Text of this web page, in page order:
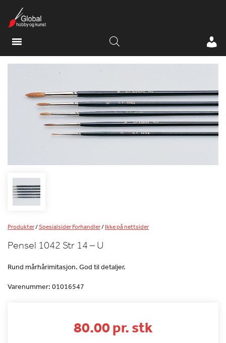
Produkter/Spesialsider Forhandler/Ikke på nettsider
Pensel 1042 Str 14 – U
Rund mårhårimitasjon. God til detaljer.
Varenummer: 01016547
80.00 pr. stk